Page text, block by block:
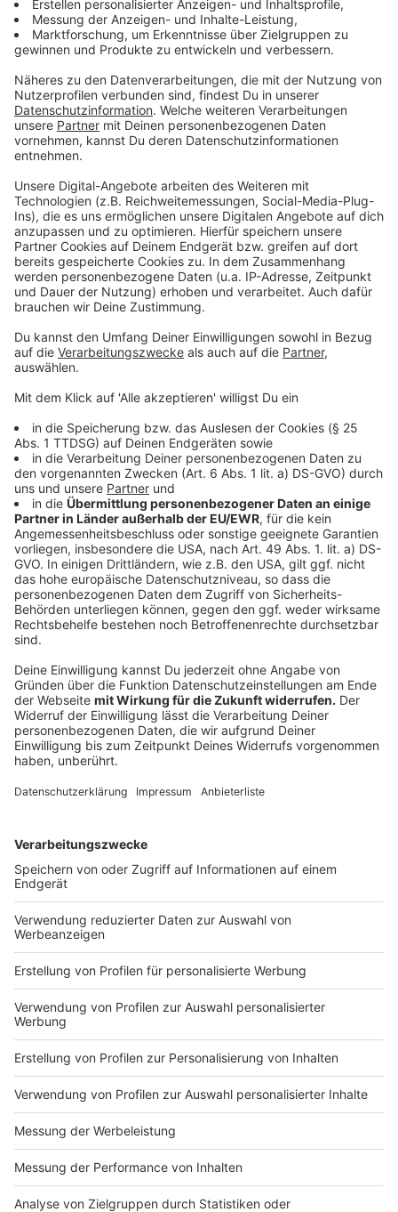
Anzeige
Rätselhafte Drohnen und Fälle von Sabotage
Anzeige
Die Agenten bekommen vergleichsweise wenig Geld -
bei der Bauschaum-Attacke sollen es 100 Euro pro
Auto gewesen sein. Seit Beginn des Angriffs
Russlands auf die Ukraine beobachten die
Nachrichtendienste auch noch andere Phänomene:
"Das sind Fälle, wo wir feststellen, dass kritische
Infrastrukturen mindestens ausgespäht werden, zum
Teil auch sabotiert werden oder eingebrochen wird.
Wir sehen Drohnen-Überflüge, die in der Vielzahl der
Fälle nicht ganz aufgeklärt werden können", zählt
Jürgen Kayser auf.
Doppelgänger-Kampagne mit Fakenews
Anzeige
Es gehe oft auch darum, Falschinformationen zu
verbreiten, sagt Kayser - beispielsweise mit Hilfe von
Fake-Seiten. Viel genutzte deutschen Nachrichten-
Portale werden täuschend echt kopiert, um Lügen
einer Doppelgänger-Kampagne, erläutert er: "Urheber
sind verschiedene Firmen, die in Russland ansässig sind
und mutmaßlich im Auftrag der russischen Regierung
handeln. Sie bauen die entsprechenden Fake-Seiten im
Netz auf. Es gibt eine klare Attribuierung in Richtung
Reul verweist auf funktionierenden Staat
Anzeige
Bei der Vorstellung der Ermittlungserfolge gegen die
drei Männer in Köln, Konstanz und der Schweiz sagte
NRW-Innenminister Reul, solche Fälle werde es
häufiger geben, damit müsse man rechnen. Er zeigt
sich aber auch zuversichtlich, wenn er sagt: "Der Fall
hier zeigt, dass wir verdammt gut sind. Wenn die
Kölner Polizei und der Verfassungsschutz Nordrhein-
Westfalen in Zusammenarbeit mit dem Bund und jetzt
auch mit der Schweiz enttarnen und festnehmen
können, dann ist das ein Beweis, dass der Staat
funktioniert."